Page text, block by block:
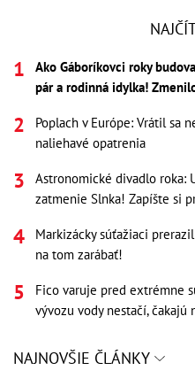
Ako Gáboríkovci roky
pár a rodinná idylka!
Poplach v Európe: Vrátil sa
naliehavé opatrenia
Astronomické divadlo roka:
zatmenie Slnka! Zapíšte si
Markizácky súťažiaci
na tom zarábať!
Fico varuje pred extrémne
vývozu vody nestačí,
NAJNOVŠIE ČLÁNKY